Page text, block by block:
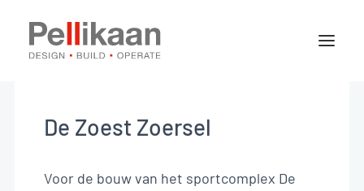
Expertises
Nieuws
De Zoest Zoersel
Voor de bouw van het sportcomplex De